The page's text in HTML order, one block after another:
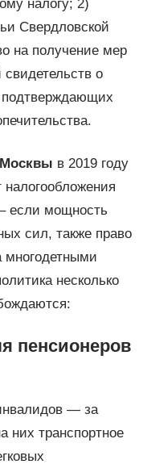
налогу; 2)
Свердловской
на получение мер
о
подтверждающих
Москвы в 2019 году
налогообложения
если мощность
сил, также право
многодетными
несколько
пенсионеров
— за
них транспортное